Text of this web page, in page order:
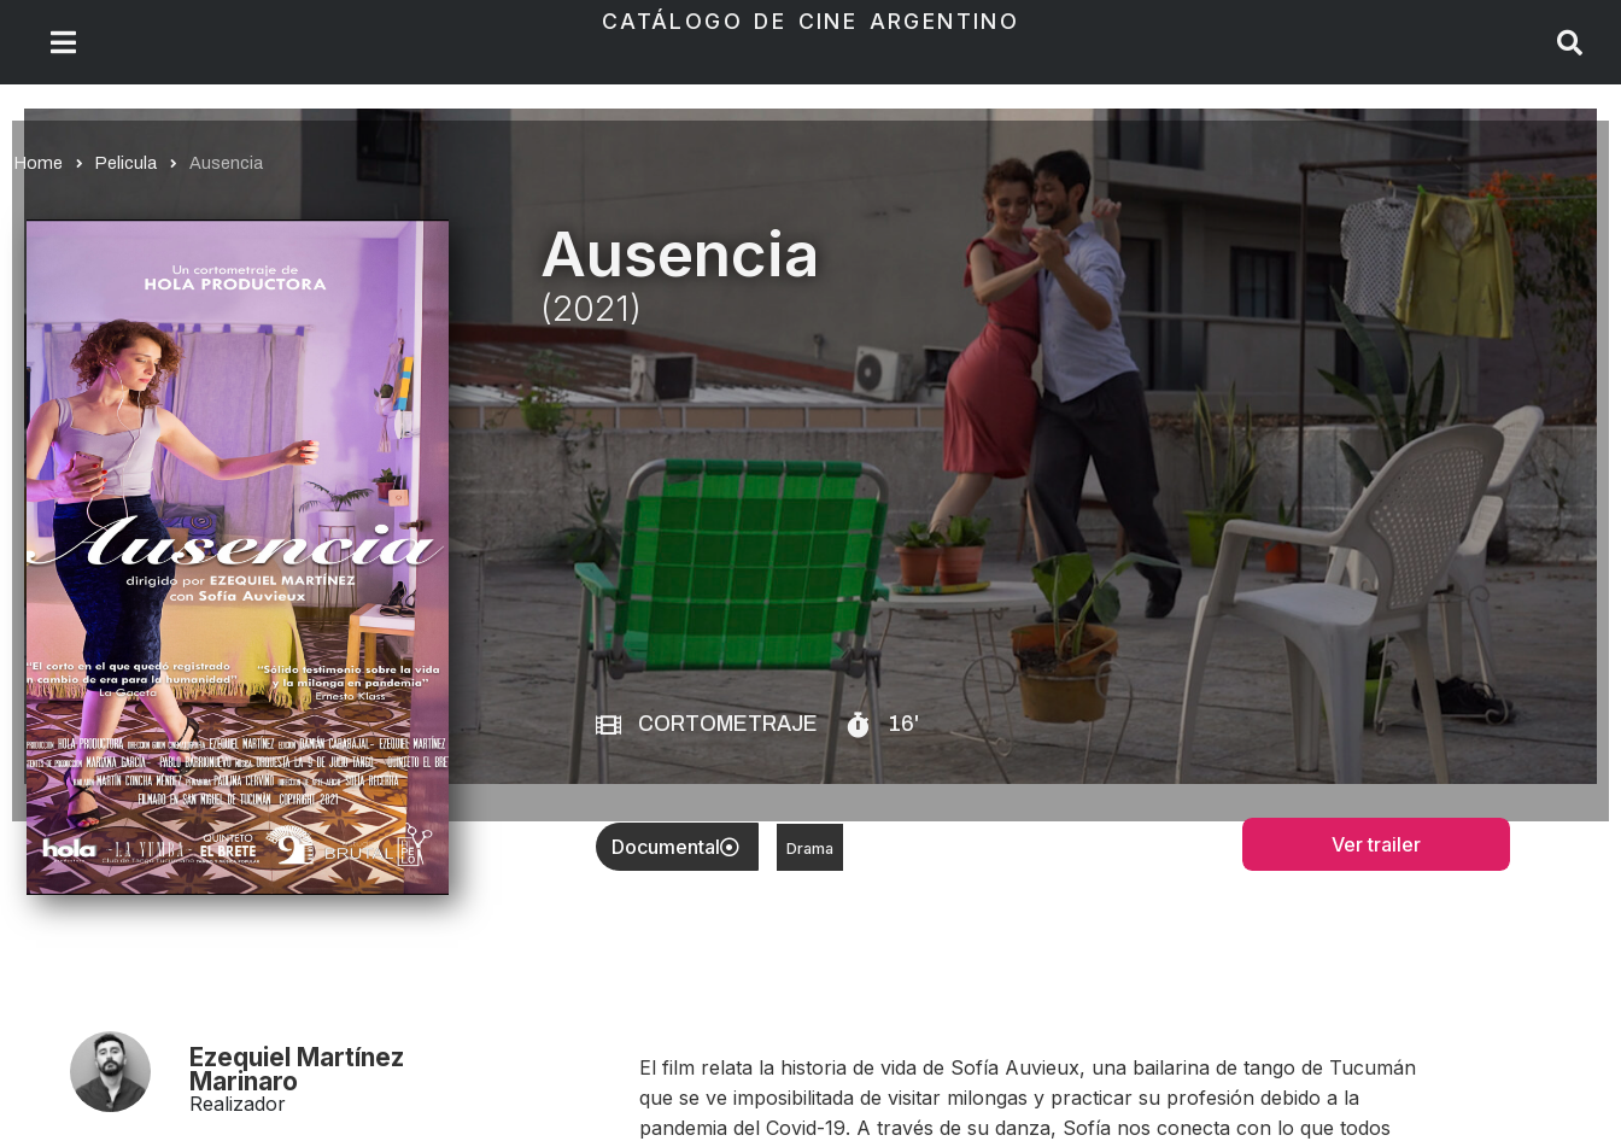
CATÁLOGO DE CINE ARGENTINO
Home Pelicula Ausencia
Ausencia
(2021)
CORTOMETRAJE 16'
Documental Drama Ver trailer
Ezequiel Martínez
Marinaro
Realizador
El film relata la historia de vida de Sofía Auvieux, una bailarina de tango de Tucumán
que se ve imposibilitada de visitar milongas y practicar su profesión debido a la
pandemia del Covid-19. A través de su danza, Sofía nos conecta con lo que todos